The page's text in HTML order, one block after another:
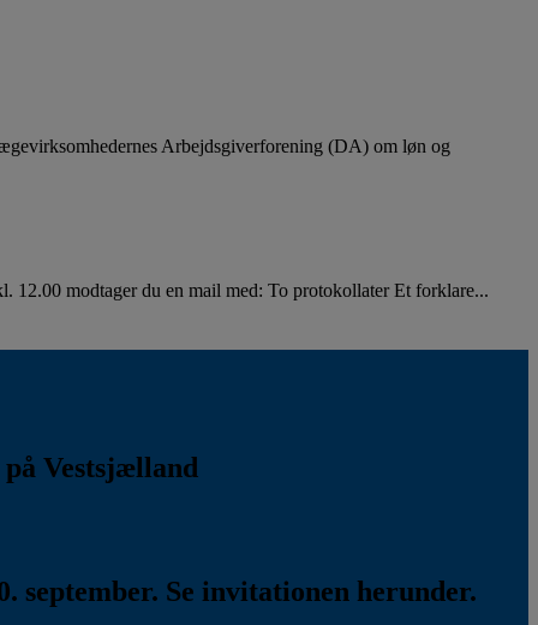
Arbejdsgiverforening (DA) om løn og
12.00 modtager du en mail med: To protokollater Et forklare...
Vestsjælland
september. Se invitationen herunder.